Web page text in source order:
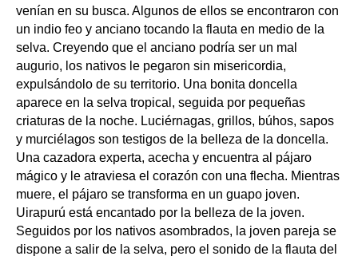
venían en su busca. Algunos de ellos se encontraron con
un indio feo y anciano tocando la flauta en medio de la
selva. Creyendo que el anciano podría ser un mal
augurio, los nativos le pegaron sin misericordia,
expulsándolo de su territorio. Una bonita doncella
aparece en la selva tropical, seguida por pequeñas
criaturas de la noche. Luciérnagas, grillos, búhos, sapos
y murciélagos son testigos de la belleza de la doncella.
Una cazadora experta, acecha y encuentra al pájaro
mágico y le atraviesa el corazón con una flecha. Mientras
muere, el pájaro se transforma en un guapo joven.
Uirapurú está encantado por la belleza de la joven.
Seguidos por los nativos asombrados, la joven pareja se
dispone a salir de la selva, pero el sonido de la flauta del